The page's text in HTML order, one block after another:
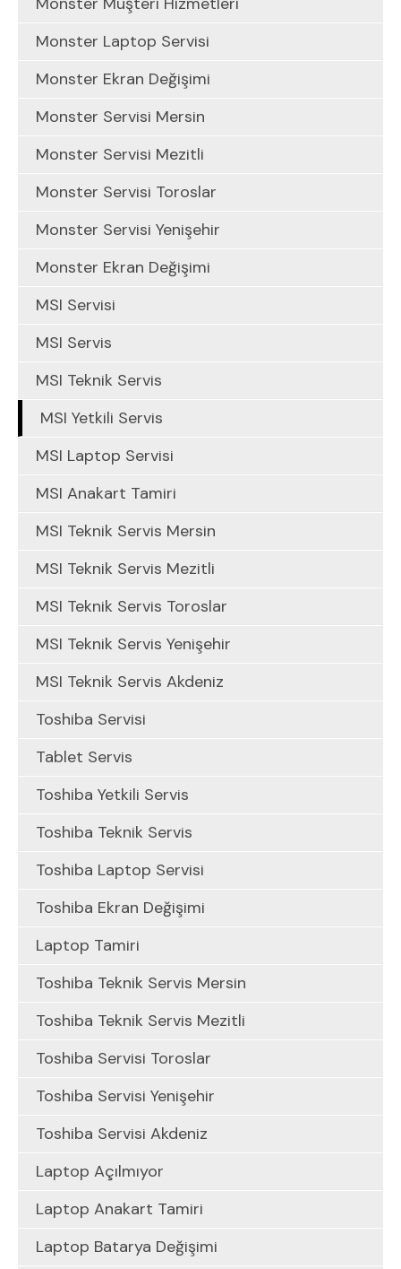
Monster Laptop Servisi
Monster Ekran Değişimi
Monster Servisi Mersin
Monster Servisi Mezitli
Monster Servisi Toroslar
Monster Servisi Yenişehir
Monster Ekran Değişimi
MSI Servisi
MSI Servis
MSI Teknik Servis
MSI Yetkili Servis
MSI Laptop Servisi
MSI Anakart Tamiri
MSI Teknik Servis Mersin
MSI Teknik Servis Mezitli
MSI Teknik Servis Toroslar
MSI Teknik Servis Yenişehir
MSI Teknik Servis Akdeniz
Toshiba Servisi
Tablet Servis
Toshiba Yetkili Servis
Toshiba Teknik Servis
Toshiba Laptop Servisi
Toshiba Ekran Değişimi
Laptop Tamiri
Toshiba Teknik Servis Mersin
Toshiba Teknik Servis Mezitli
Toshiba Servisi Toroslar
Toshiba Servisi Yenişehir
Toshiba Servisi Akdeniz
Laptop Açılmıyor
Laptop Anakart Tamiri
Laptop Batarya Değişimi